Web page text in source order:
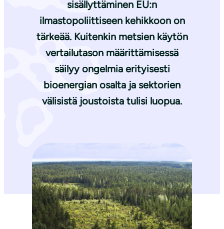
sisällyttäminen EU:n
ilmastopoliittiseen kehikkoon on
tärkeää. Kuitenkin metsien käytön
vertailutason määrittämisessä
säilyy ongelmia erityisesti
bioenergian osalta ja sektorien
välisistä joustoista tulisi luopua.